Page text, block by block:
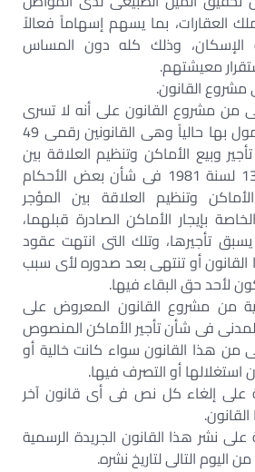
العقارات، بما يسهم إسهاماً فعالاً
وذلك كله دون المساس
معيشتهم.
من مشروع القانون على أنه لا تسرى
قوانين الإسكان المعمول بها حالياً وهى القانونين رقمى 49
شأن تأجير وبيع الأماكن وتنظيم العلاقة بين
المؤجر والمستأجر و136 لسنة 1981 فى شأن بعض الأحكام
وتنظيم العلاقة بين المؤجر
بإيجار الأماكن الصادرة قبلهما،
تأجيرها، وتلك التى انتهت عقود
القانون أو تنتهى بعد صدوره لأى سبب
لأحد حق البقاء فيها.
من مشروع القانون المعروض على
فى شأن تأجير الأماكن المنصوص
من هذا القانون سواء كانت خالية أو
أو التصرف فيها.
على إلغاء كل نص فى أى قانون آخر
على نشر هذا القانون الجريدة الرسمية
اليوم التالى لتاريخ نشره.